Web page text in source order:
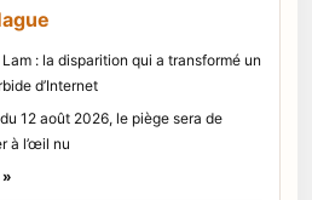
: la disparition qui a transformé un
d’Internet
12 août 2026, le piège sera de
à l’œil nu